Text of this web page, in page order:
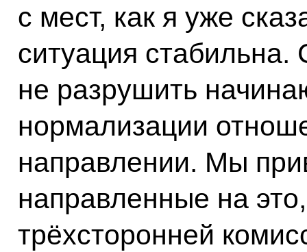
с мест, как я уже
ситуация стабильна.
не разрушить
нормализации
направлении. Мы
направленные на
трёхсторонней